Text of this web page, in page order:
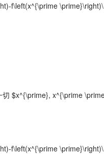
f\left(x^{\prime
切 $x^{\prime}, x^{\prime
f\left(x^{\prime